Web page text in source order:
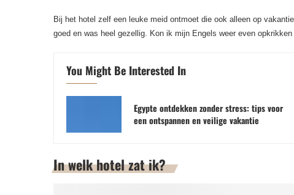
Bij het hotel zelf een leuke meid ontmoet die ook alleen op
goed en was heel gezellig. Kon ik mijn Engels weer even opkrikken
You Might Be Interested In
Egypte ontdekken zonder stress: tips voor
een ontspannen en veilige vakantie
In welk hotel zat ik?